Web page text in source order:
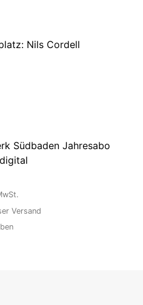
Nils Cordell
Südbaden Jahresabo
Versand